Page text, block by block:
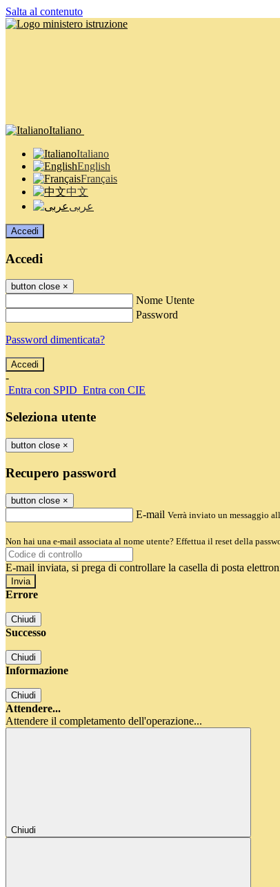
Salta al contenuto
Italiano
Italiano
English
Français
中文
عربى
Accedi
Accedi
button close ×
Nome Utente
Password
Password dimenticata?
-
Entra con SPID Entra con CIE
Seleziona utente
button close ×
Recupero password
button close ×
E-mail Verrà inviato un messaggio
Non hai una e-mail associata al nome utente? Effettua il reset della
E-mail inviata, si prega di controllare la casella di posta
Errore
Chiudi
Successo
Chiudi
Informazione
Chiudi
Attendere...
Attendere il completamento dell'operazione...
Chiudi